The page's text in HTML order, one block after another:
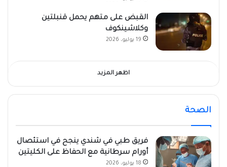
القبض على متهم يحمل قنبلتين
وكلاشينكوف
19 يوليو، 2026
اظهر المزيد
الصحة
فريق طبي في شندي ينجح في استئصال
أورام سرطانية مع الحفاظ على الكليتين
18 يوليو، 2026